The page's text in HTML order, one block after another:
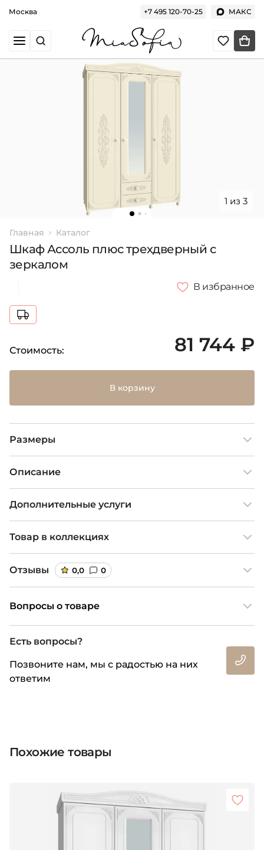
Москва +7 495 120-70-25 МАКС
1 из 3
Главная Каталог
Шкаф Ассоль плюс трехдверный с
зеркалом
В избранное
Стоимость: 81 744 ₽
В корзину
Размеры
Описание
Дополнительные услуги
Товар в коллекциях
Отзывы 0,0 0
Вопросы о товаре
Есть вопросы?
Позвоните нам, мы с радостью на них
ответим
Похожие товары